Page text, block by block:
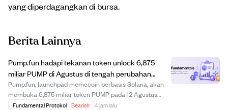
yang diperdagangkan di bursa.
Berita Lainnya
Pump.fun hadapi tekanan token unlock 6,875
miliar PUMP di Agustus di tengah perubahan
pendapatan.
Pump.fun, launchpad memecoin berbasis Solana, akan
membuka 6,875 miliar token PUMP pada 12 Agustus
2026, dibagi antara tim pengembang dan investor awal.
Fundamental Protokol Bearish · 4 jam lalu